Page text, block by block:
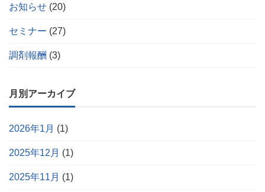
お知らせ (20)
セミナー (27)
調剤報酬 (3)
月別アーカイブ
2026年1月 (1)
2025年12月 (1)
2025年11月 (1)